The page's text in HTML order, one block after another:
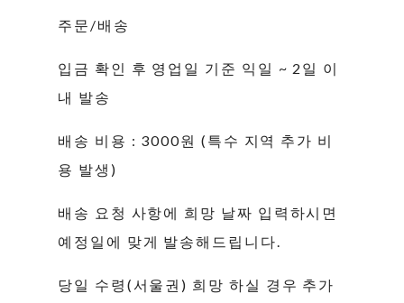
주문/배송
입금 확인 후 영업일 기준 익일 ~ 2일 이
내 발송
배송 비용 : 3000원 (특수 지역 추가 비
용 발생)
배송 요청 사항에 희망 날짜 입력하시면
예정일에 맞게 발송해드립니다.
당일 수령(서울권) 희망 하실 경우 추가